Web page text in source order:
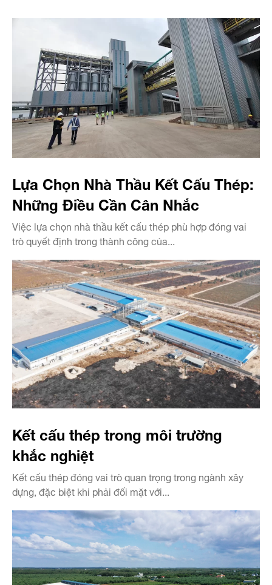
Lựa Chọn Nhà Thầu Kết Cấu Thép:
Những Điều Cần Cân Nhắc
Việc lựa chọn nhà thầu kết cấu thép phù hợp đóng vai
trò quyết định trong thành công của...
Kết cấu thép trong môi trường
khắc nghiệt
Kết cấu thép đóng vai trò quan trọng trong ngành xây
dựng, đặc biệt khi phải đối mặt với...